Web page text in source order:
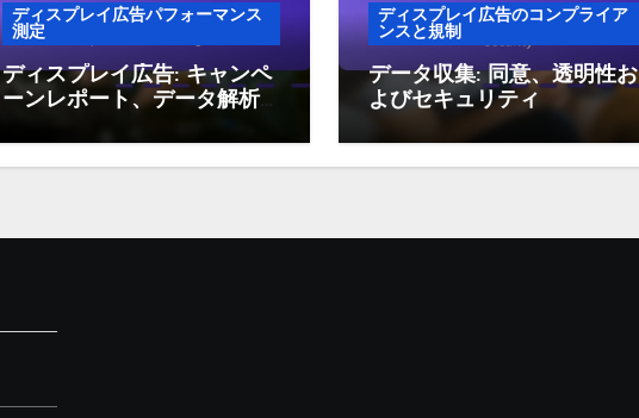
ディスプレイ広告パフォーマンス
測定
ディスプレイ広告: キャンペ
ーンレポート、データ解析
ディスプレイ広告のコンプライア
ンスと規制
データ収集: 同意、透明性お
よびセキュリティ